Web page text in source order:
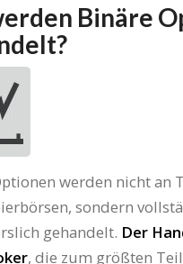
Binäre
werden nicht an
sondern
gehandelt. Der
, die zum größten